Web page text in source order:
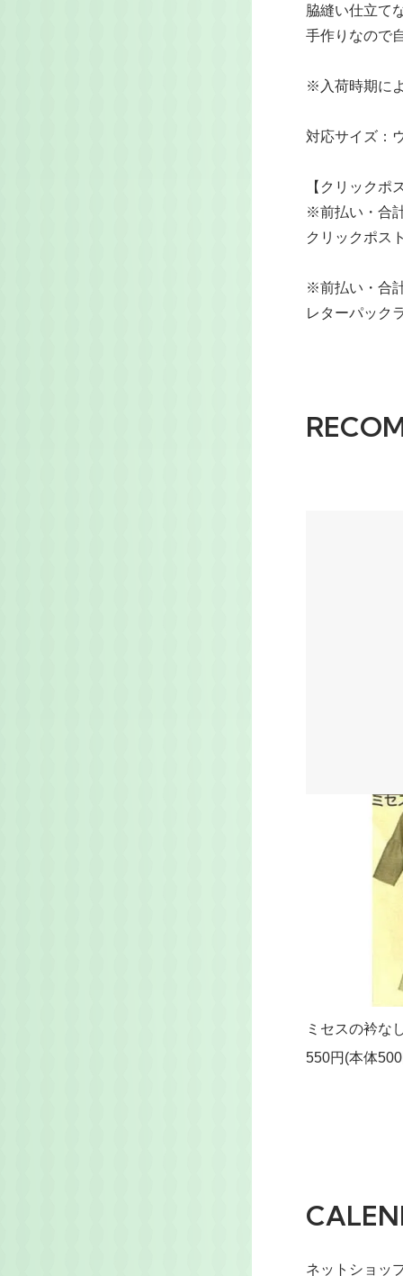
脇縫い仕立て
手作りなので
※入荷時期に
対応サイズ：
【クリックポ
※前払い・合
クリックポス
※前払い・合
レターパック
ミセスの衿な
550円(本体
ネットショッ